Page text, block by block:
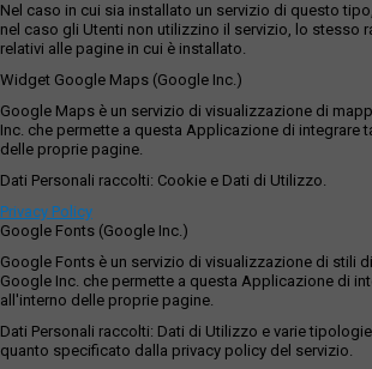
Nel caso in cui sia installato un servizio di questo
nel caso gli Utenti non utilizzino il servizio, lo stesso
relativi alle pagine in cui è installato.
Widget Google Maps (Google Inc.)
Google Maps è un servizio di visualizzazione di
Inc. che permette a questa Applicazione di integrare
delle proprie pagine.
Dati Personali raccolti: Cookie e Dati di Utilizzo.
Privacy Policy
Google Fonts (Google Inc.)
Google Fonts è un servizio di visualizzazione di stili
Google Inc. che permette a questa Applicazione di
all'interno delle proprie pagine.
Dati Personali raccolti: Dati di Utilizzo e varie
quanto specificato dalla privacy policy del servizio.